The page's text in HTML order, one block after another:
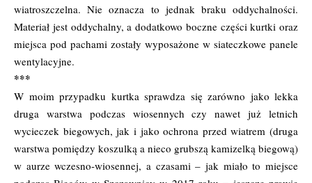
wiatroszczelna. Nie oznacza to jednak braku oddychalności.
Materiał jest oddychalny, a dodatkowo boczne części kurtki oraz
miejsca pod pachami zostały wyposażone w siateczkowe panele
wentylacyjne.
***
W moim przypadku kurtka sprawdza się zarówno jako lekka
druga warstwa podczas wiosennych czy nawet już letnich
wycieczek biegowych, jak i jako ochrona przed wiatrem (druga
warstwa pomiędzy koszulką a nieco grubszą kamizelką biegową)
w aurze wczesno-wiosennej, a czasami – jak miało to miejsce